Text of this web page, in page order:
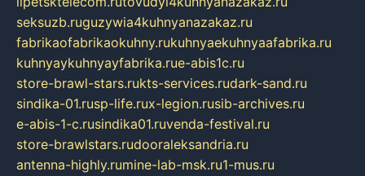
seksuzb.ruguzywia4kuhnyanazakaz.ru
fabrikaofabrikaokuhny.rukuhnyaekuhnyaafabrika.ru
kuhnyaykuhnyayfabrika.rue-abis1c.ru
store-brawl-stars.rukts-services.rudark-sand.ru
sindika-01.rusp-life.rux-legion.rusib-archives.ru
e-abis-1-c.rusindika01.ruvenda-festival.ru
store-brawlstars.rudooraleksandria.ru
antenna-highly.rumine-lab-msk.ru1-mus.ru